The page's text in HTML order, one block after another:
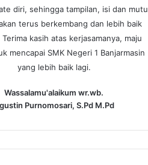
diri, sehingga tampilan, isi dan mutu
terus berkembang dan lebih baik
kasih atas kerjasamanya, maju
mencapai SMK Negeri 1 Banjarmasin
yang lebih baik lagi.
Wassalamu'alaikum wr.wb.
Purnomosari, S.Pd M.Pd